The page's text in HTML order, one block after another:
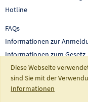
Hotline
FAQs
Informationen zur
Informationen zum Gesetz
Auswertungen und
So fördert Österreich
Diese Webseite
sind Sie mit der
Informationen